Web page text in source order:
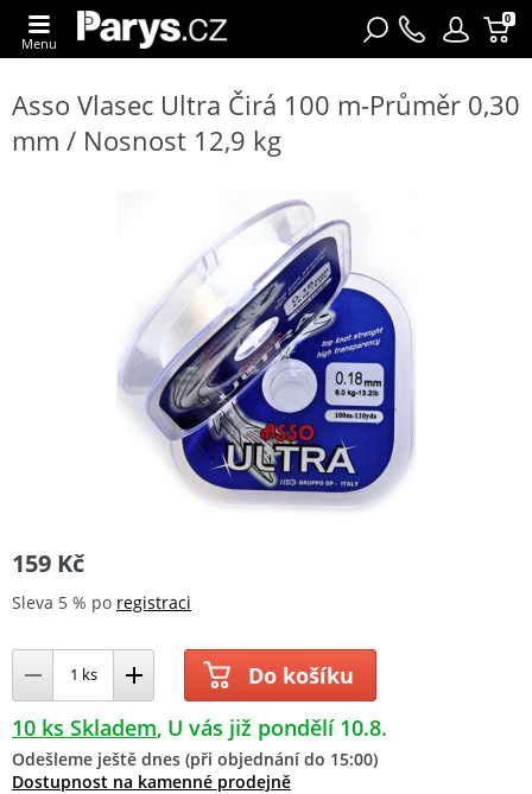
0
Menu
Asso Vlasec Ultra Čirá 100 m-Průměr 0,30
mm / Nosnost 12,9 kg
159 Kč
Sleva 5 % po registraci
Do košíku
10 ks Skladem U vás již pondělí 10.8.
Odešleme ještě dnes (při objednání do 15:00)
Dostupnost na kamenné prodejně